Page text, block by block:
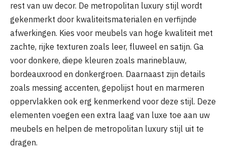
rest van uw decor. De metropolitan luxury stijl wordt
gekenmerkt door kwaliteitsmaterialen en verfijnde
afwerkingen. Kies voor meubels van hoge kwaliteit met
zachte, rijke texturen zoals leer, fluweel en satijn. Ga
voor donkere, diepe kleuren zoals marineblauw,
bordeauxrood en donkergroen. Daarnaast zijn details
zoals messing accenten, gepolijst hout en marmeren
oppervlakken ook erg kenmerkend voor deze stijl. Deze
elementen voegen een extra laag van luxe toe aan uw
meubels en helpen de metropolitan luxury stijl uit te
dragen.